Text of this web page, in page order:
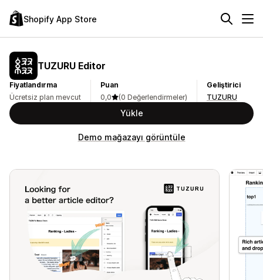
Shopify App Store
TUZURU Editor
Fiyatlandırma
Ücretsiz plan mevcut
Puan
0,0
(0 Değerlendirmeler)
Geliştirici
TUZURU
Yükle
Demo mağazayı görüntüle